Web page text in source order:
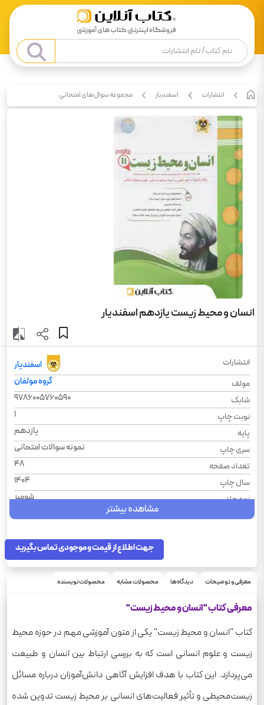
انتشارات اسفندیار مجموعه سوال‌های امتحانی
انسان و محیط زیست یازدهم اسفندیار
انتشارات
اسفندیار
مولف
گروه مولفان
شابک
9786005760590
نوبت چاپ
1
پایه
یازدهم
سری چاپ
نمونه سوالات امتحانی
تعداد صفحه
48
سال چاپ
1404
نوع جلد
شومیز
انسان و محیط زیست
رشته
ریاضی فیزیک، علوم انسانی، علوم تجربی
وزن
مشاهده بیشتر
جهت اطلاع از قیمت و موجودی تماس بگیرید
معرفی و توضیحات دیدگاه‌ها محصولات مشابه محصولات نویسنده
معرفی کتاب "انسان و محیط زیست"
کتاب "انسان و محیط زیست" یکی از متون آموزشی مهم در حوزه محیط
زیست و علوم انسانی است که به بررسی ارتباط بین انسان و طبیعت
می‌پردازد. این کتاب با هدف افزایش آگاهی دانش‌آموزان درباره مسائل
زیست‌محیطی و تأثیر فعالیت‌های انسانی بر محیط زیست تدوین شده